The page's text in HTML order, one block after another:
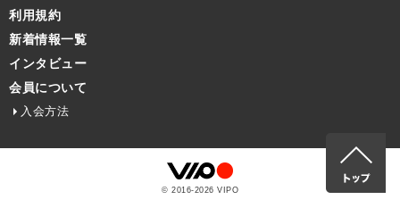
利用規約
新着情報一覧
インタビュー
会員について
入会方法
© 2016-2026 VIPO